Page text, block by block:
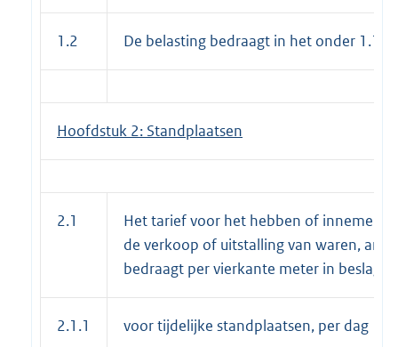
1.2 De belasting bedraagt in het onder 1.1
Hoofdstuk 2: Standplaatsen
2.1
Het tarief voor het hebben of innemen
de verkoop of uitstalling van waren,
bedraagt per vierkante meter in beslag
2.1.1 voor tijdelijke standplaatsen, per dag